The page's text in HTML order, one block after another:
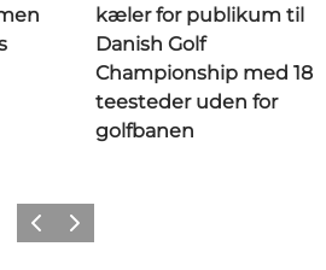
kæler for publikum til
Danish Golf
Championship med 18
teesteder uden for
golfbanen
ForrigeNæste